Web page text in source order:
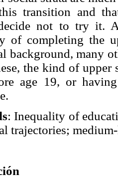
transition and
not to try it.
of completing the
background, many
the kind of upper
age 19, or
: Inequality of
trajectories;